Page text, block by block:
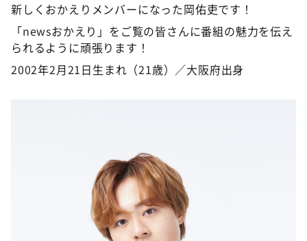
新しくおかえりメンバーになった岡佑吏です！
「newsおかえり」をご覧の皆さんに番組の魅力を伝え
られるように頑張ります！
2002年2月21日生まれ（21歳）／大阪府出身